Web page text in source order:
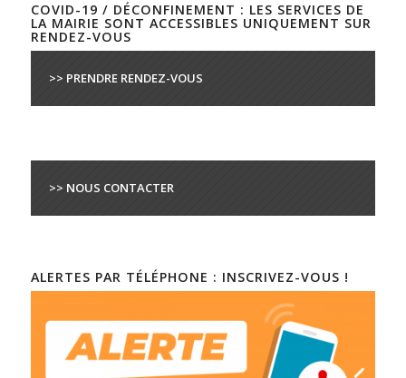
COVID-19 / DÉCONFINEMENT : LES SERVICES DE
LA MAIRIE SONT ACCESSIBLES UNIQUEMENT SUR
RENDEZ-VOUS
>> PRENDRE RENDEZ-VOUS
>> NOUS CONTACTER
ALERTES PAR TÉLÉPHONE : INSCRIVEZ-VOUS !